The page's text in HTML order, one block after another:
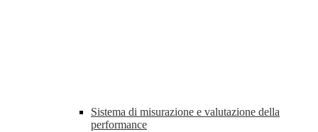
Sistema di misurazione e valutazione della
performance